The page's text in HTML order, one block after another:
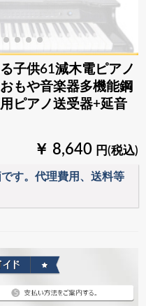
子供61減木電ピアノ
もや音楽器多機能鋼
ピアノ送受器+延音
￥ 8,640 円(税込)
す。代理費用、送料等